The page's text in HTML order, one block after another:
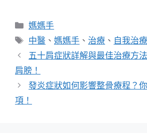
分
類
媽媽手
標
籤
中醫 、媽媽手 、 治療 、 自我治療
五十肩症狀詳解與最佳治療方
肩膀！
發炎症狀如何影響整骨療程？
項！